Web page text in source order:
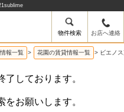
物件検索 お店へ連絡
報一覧 > 花園の賃貸情報一覧 > ビエノ
了しております。
お願いします。